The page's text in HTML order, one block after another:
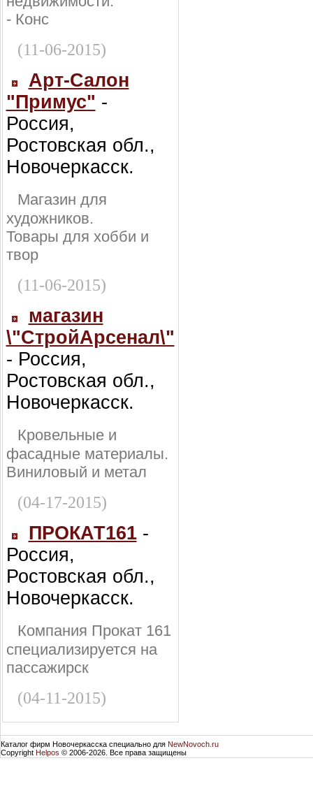
- Конс
(11-06-2015)
Арт-Салон
"Примус" -
Россия,
Ростовская обл.,
Новочеркасск.
Магазин для
художников.
Товары для хобби и
твор
(11-06-2015)
магазин
\"СтройАрсенал\"
- Россия,
Ростовская обл.,
Новочеркасск.
Кровельные и
фасадные материалы.
Виниловый и метал
(04-17-2015)
ПРОКАТ161-
Россия,
Ростовская обл.,
Новочеркасск.
Компания Прокат 161
специализируется на
пассажирск
(04-11-2015)
Каталог фирм Новочеркасска специально для NewNovoch.ru
Copyright Helpos © 2006-2026. Все права защищены